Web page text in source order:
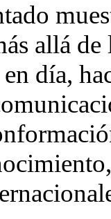
allá de
día,